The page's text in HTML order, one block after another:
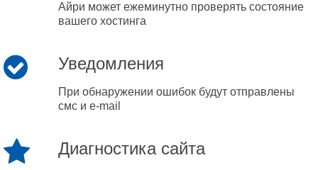
Айри может ежеминутно проверять состояние
вашего хостинга
Уведомления
При обнаружении ошибок будут отправлены
смс и e-mail
Диагностика сайта